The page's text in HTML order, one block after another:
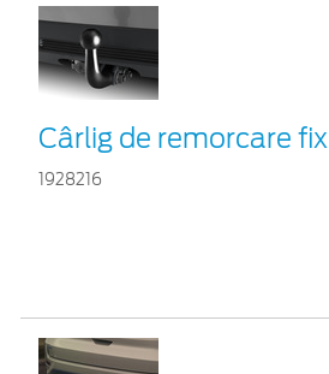
Cârlig de remorcare fix
1928216